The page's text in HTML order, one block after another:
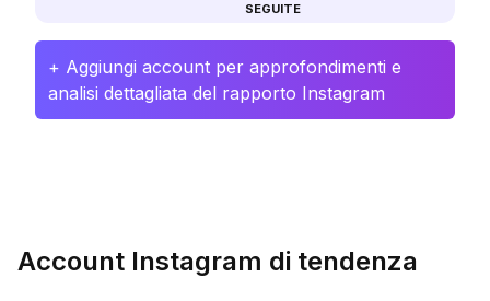
SEGUITE
+ Aggiungi account per approfondimenti e
analisi dettagliata del rapporto Instagram
Account Instagram di tendenza